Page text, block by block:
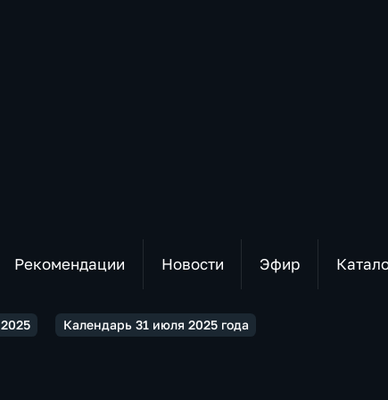
Рекомендации Новости Эфир
2025 Календарь 31 июля 2025 года